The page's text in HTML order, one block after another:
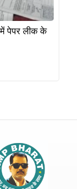
में पेपर लीक के